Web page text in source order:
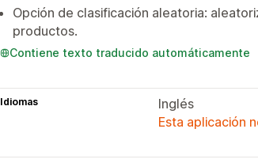
Opción de clasificación aleatoria:
productos.
Contiene texto traducido automáticamente
Idiomas
Inglés
Esta aplicación